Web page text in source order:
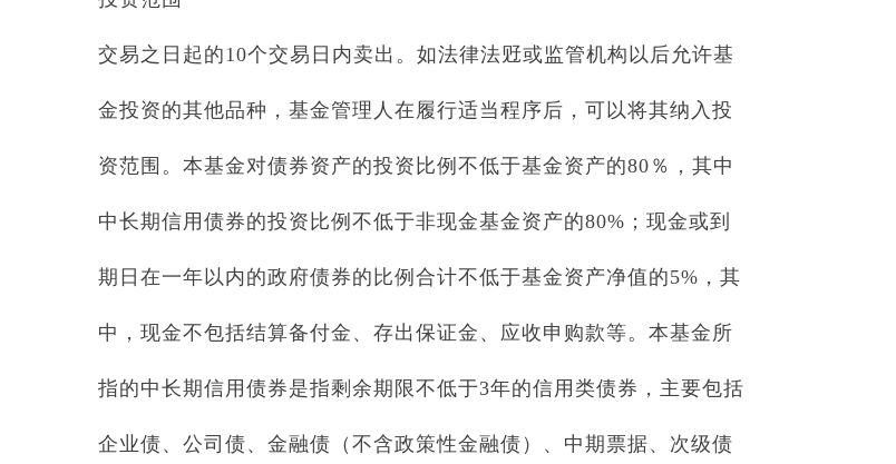
交易之日起的10个交易日内卖出。如法律法觃或监管机构以后允许基
金投资的其他品种，基金管理人在履行适当程序后，可以将其纳入投
资范围。本基金对债券资产的投资比例不低于基金资产的80％，其中
中长期信用债券的投资比例不低于非现金基金资产的80%；现金或到
期日在一年以内的政府债券的比例合计不低于基金资产净值的5%，其
中，现金不包括结算备付金、存出保证金、应收申购款等。本基金所
指的中长期信用债券是指剩余期限不低于3年的信用类债券，主要包括
企业债、公司债、金融债（不含政策性金融债）、中期票据、次级债